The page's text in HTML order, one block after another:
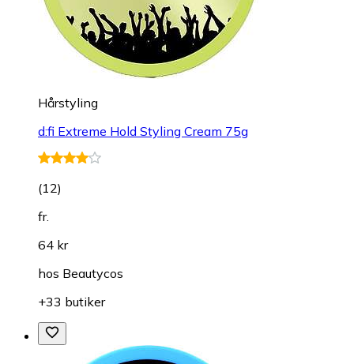
Hårstyling
d:fi Extreme Hold Styling Cream 75g
(12)
fr.
64 kr
hos Beautycos
+33 butiker